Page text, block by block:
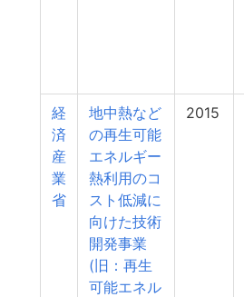
経
済
産
業
省
地中熱など
の再生可能
エネルギー
熱利用のコ
スト低減に
向けた技術
開発事業
(旧：再生
可能エネル
2015